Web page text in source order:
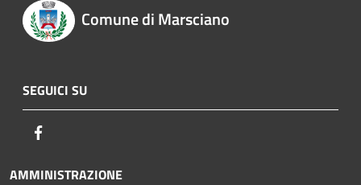
Comune di Marsciano
SEGUICI SU
AMMINISTRAZIONE